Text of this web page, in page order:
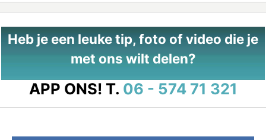
Heb je een leuke tip, foto of video die je
met ons wilt delen?
APP ONS! T. 06 - 574 71 321